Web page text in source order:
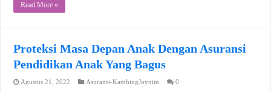
Read More »
Proteksi Masa Depan Anak Dengan Asuransi
Pendidikan Anak Yang Bagus
Agustus 21, 2022 Asuransi-KambingJoynim 0